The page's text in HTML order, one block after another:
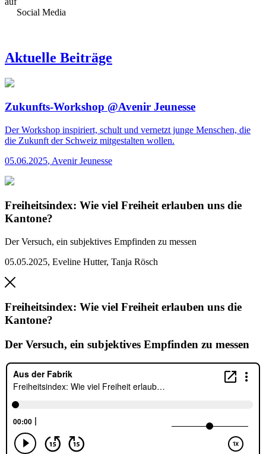
Social Media
Aktuelle Beiträge
Zukunfts-Workshop @Avenir Jeunesse
Der Workshop inspiriert, schult und vernetzt junge Menschen, die
die Zukunft der Schweiz mitgestalten wollen.
05.06.2025, Avenir Jeunesse
Freiheitsindex: Wie viel Freiheit erlauben uns die
Kantone?
Der Versuch, ein subjektives Empfinden zu messen
05.05.2025, Eveline Hutter, Tanja Rösch
Freiheitsindex: Wie viel Freiheit erlauben uns die
Kantone?
Der Versuch, ein subjektives Empfinden zu messen